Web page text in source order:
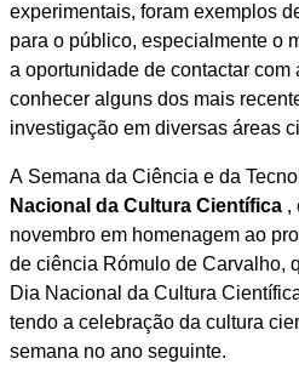
experimentais, foram exemplos
para o público, especialmente o
a oportunidade de contactar
conhecer alguns dos mais
investigação em diversas áreas
A Semana da Ciência e da
Nacional da Cultura Científica ,
novembro em homenagem ao
de ciência Rómulo de Carvalho,
Dia Nacional da Cultura
tendo a celebração da cultura
semana no ano seguinte.